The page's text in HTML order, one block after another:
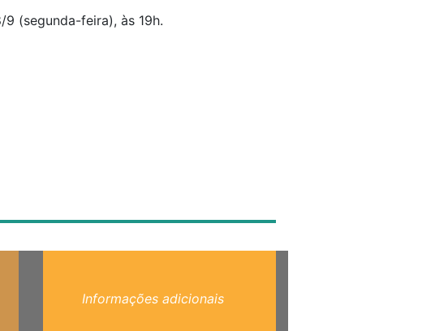
(segunda-feira), às 19h.
Informações adicionais